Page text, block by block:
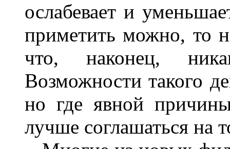
ослабевает и
приметить можно, то
что, наконец,
Возможности такого
но где явной
лучше соглашаться на